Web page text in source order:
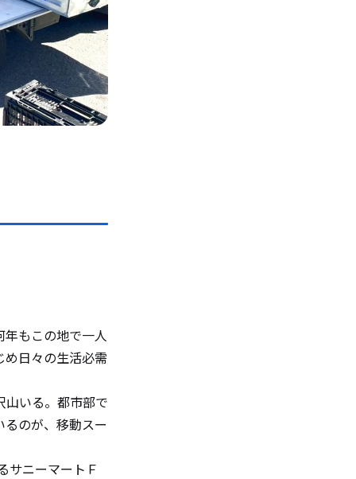
もこの地で一人
日々の生活必需
いる。都市部で
のが、移動スー
サニーマートＦ